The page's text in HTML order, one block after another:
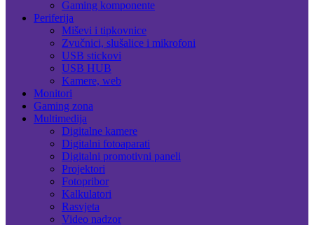
Gaming komponente
Periferija
Miševi i tipkovnice
Zvučnici, slušalice i mikrofoni
USB stickovi
USB HUB
Kamere, web
Monitori
Gaming zona
Multimedija
Digitalne kamere
Digitalni fotoaparati
Digitalni promotivni paneli
Projektori
Fotopribor
Kalkulatori
Rasvjeta
Video nadzor